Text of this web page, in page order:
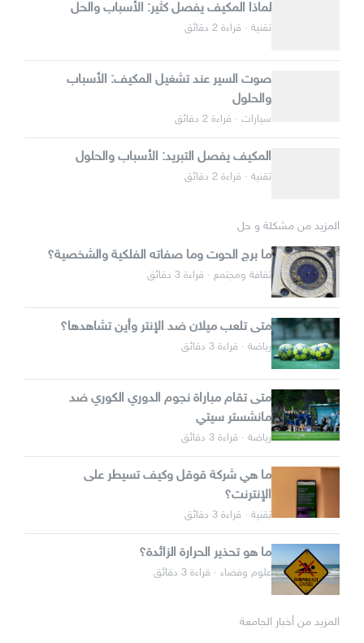
لماذا المكيف يفصل كثير: الأسباب والحل
تقنية · قراءة 2 دقائق
صوت السير عند تشغيل المكيف: الأسباب
والحلول
سيارات · قراءة 2 دقائق
المكيف يفصل التبريد: الأسباب والحلول
تقنية · قراءة 2 دقائق
المزيد من مشكلة و حل
ما برج الحوت وما صفاته الفلكية والشخصية؟
ثقافة ومجتمع · قراءة 3 دقائق
متى تلعب ميلان ضد الإنتر وأين تشاهدها؟
رياضة · قراءة 3 دقائق
متى تقام مباراة نجوم الدوري الكوري ضد
مانشستر سيتي
رياضة · قراءة 3 دقائق
ما هي شركة قوقل وكيف تسيطر على
الإنترنت؟
تقنية · قراءة 3 دقائق
ما هو تحذير الحرارة الزائدة؟
علوم وفضاء · قراءة 3 دقائق
المزيد من أخبار الجامعة